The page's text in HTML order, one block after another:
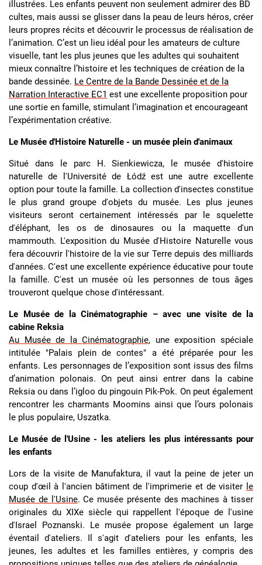
illustrées. Les enfants peuvent non seulement admirer des BD
cultes, mais aussi se glisser dans la peau de leurs héros, créer
leurs propres récits et découvrir le processus de réalisation de
l’animation. C’est un lieu idéal pour les amateurs de culture
visuelle, tant les plus jeunes que les adultes qui souhaitent
mieux connaître l’histoire et les techniques de création de la
bande dessinée. Le Centre de la Bande Dessinée et de la
Narration Interactive EC1 est une excellente proposition pour
une sortie en famille, stimulant l’imagination et encourageant
l’expérimentation créative.
Le Musée d'Histoire Naturelle - un musée plein d'animaux
Situé dans le parc H. Sienkiewicza, le musée d'histoire
naturelle de l'Université de Łódź est une autre excellente
option pour toute la famille. La collection d'insectes constitue
le plus grand groupe d'objets du musée. Les plus jeunes
visiteurs seront certainement intéressés par le squelette
d'éléphant, les os de dinosaures ou la maquette d'un
mammouth. L'exposition du Musée d'Histoire Naturellevous
fera découvrir l'histoire de la vie sur Terre depuis des milliards
d'années. C'est une excellente expérience éducative pour toute
la famille. C'est un musée où les personnes de tous âges
trouveront quelque chose d'intéressant.
Le Musée de la Cinématographie – avec une visite de la
cabine Reksia
Au Musée de la Cinématographie, une exposition spéciale
intitulée "Palais plein de contes" a été préparée pour les
enfants. Les personnages de l’exposition sont issus des films
d’animation polonais. On peut ainsi entrer dans la cabine
Reksia ou dans l’igloo du pingouin Pik-Pok. On peut également
rencontrer les charmants Moomins ainsi que l’ours polonais
le plus populaire, Uszatka.
Le Musée de l'Usine - les ateliers les plus intéressants pour
les enfants
Lors de la visite de Manufaktura, il vaut la peine de jeter un
coup d'œil à l'ancien bâtiment de l'imprimerie et de visiter le
Musée de l'Usine. Ce musée présente des machines à tisser
originales du XIXe siècle qui rappellent l'époque de l'usine
d'Israel Poznanski. Le musée propose également un large
éventail d'ateliers. Il s'agit d'ateliers pour les enfants, les
jeunes, les adultes et les familles entières, y compris des